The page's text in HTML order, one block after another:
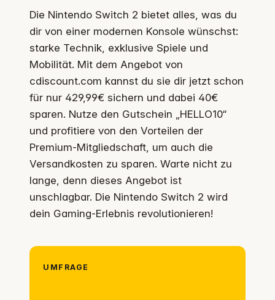
Die Nintendo Switch 2 bietet alles, was du
dir von einer modernen Konsole wünschst:
starke Technik, exklusive Spiele und
Mobilität. Mit dem Angebot von
cdiscount.com kannst du sie dir jetzt schon
für nur 429,99€ sichern und dabei 40€
sparen. Nutze den Gutschein „HELLO10“
und profitiere von den Vorteilen der
Premium-Mitgliedschaft, um auch die
Versandkosten zu sparen. Warte nicht zu
lange, denn dieses Angebot ist
unschlagbar. Die Nintendo Switch 2 wird
dein Gaming-Erlebnis revolutionieren!
UMFRAGE